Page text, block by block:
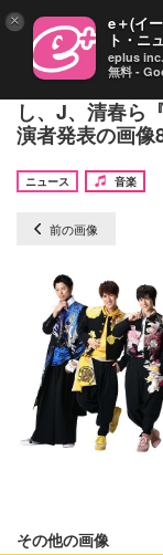
西川貴教、も
し、J、清春ら
演者発表の画像
ニュース
音楽
前の画像
その他の画像
× e＋(イ
ト・ニ
eplus inc.
無料 -